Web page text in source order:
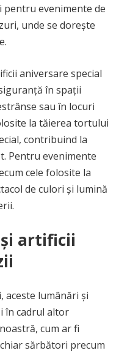
pentru evenimente de
unde se dorește
aniversare special
în spații
sau în locuri
la tăierea tortului
contribuind la
Pentru evenimente
cele folosite la
de culori și lumină
artificii
aceste lumânări și
în cadrul altor
cum ar fi
sărbători precum